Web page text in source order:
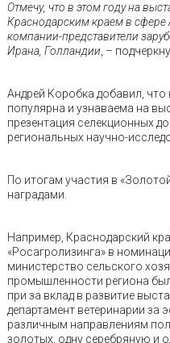
Отмечу, что в этом году на
Краснодарским краем в
компании-представители
Ирана, Голландии , –
Андрей Коробка добавил, что
популярна и узнаваема на
презентация селекционных
региональных научно-
По итогам участия в
наградами.
Например, Краснодарский
«Росагролизинга» в
министерство сельского
промышленности региона
при за вклад в развитие
департамент ветеринарии за
различным направлениям
золотых, одну серебряную и